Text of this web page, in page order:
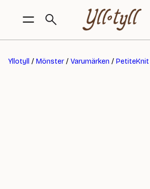
Yllotyll / Mönster/ Varumärken / PetiteKnit